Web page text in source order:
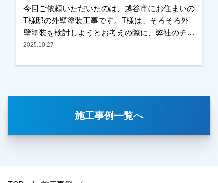
私たちも大変嬉しく思っております。この度は大
切なお住まいの外壁塗装・屋根塗装工事をお任せ
いただき、誠にありがとうございました。
今回ご依頼いただいたのは、越谷市にお住まいの
T様邸の外壁塗装工事です。T様は、そろそろ外
壁塗装を検討しようとお考えの際に、弊社のチラ
シをご覧いただき、口コミなども確認されたうえ
レーションなども含めて、外壁塗装の施工内容を
「仕上がりもとても綺麗で、色も思っていた通り
2025.10.27
施工事例一覧へ